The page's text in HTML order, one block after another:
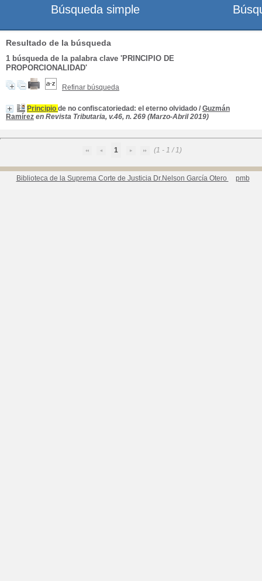
Resultado de la búsqueda
1 búsqueda de la palabra clave 'PRINCIPIO DE
PROPORCIONALIDAD'
Refinar búsqueda
Principio de no confiscatoriedad: el eterno olvidado / Guzmán
Ramírez en Revista Tributaria, v.46, n. 269 (Marzo-Abril 2019)
1 (1 - 1 / 1)
Biblioteca de la Suprema Corte de Justicia Dr.Nelson García Otero pmb
Búsqueda simple